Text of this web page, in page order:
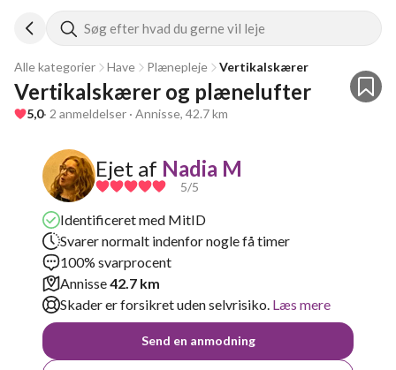
Søg efter hvad du gerne vil leje
Alle kategorier Have Plænepleje Vertikalskærer
Vertikalskærer og plænelufter
5,0· 2 anmeldelser · Annisse, 42.7 km
Ejet af Nadia M
5/5
Identificeret med MitID
Svarer normalt indenfor nogle få timer
100% svarprocent
Annisse42.7 km
Skader er forsikret uden selvrisiko. Læs mere
Send en anmodning